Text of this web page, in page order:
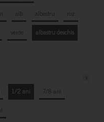
alb albastru
roz
verde
albastru deschis
1/2 ani
7/8 ani